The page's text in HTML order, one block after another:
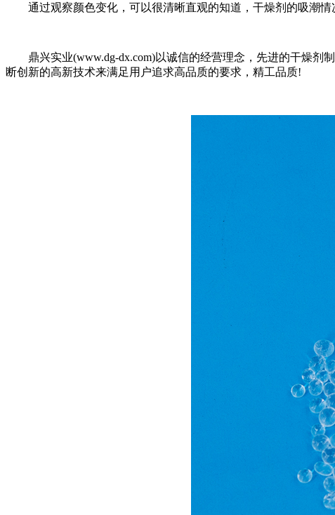
通过观察颜色变化，可以很清晰直观的知道，干燥剂的吸潮情
鼎兴实业(www.dg-dx.com)以诚信的经营理念，先进的干燥剂
断创新的高新技术来满足用户追求高品质的要求，精工品质!